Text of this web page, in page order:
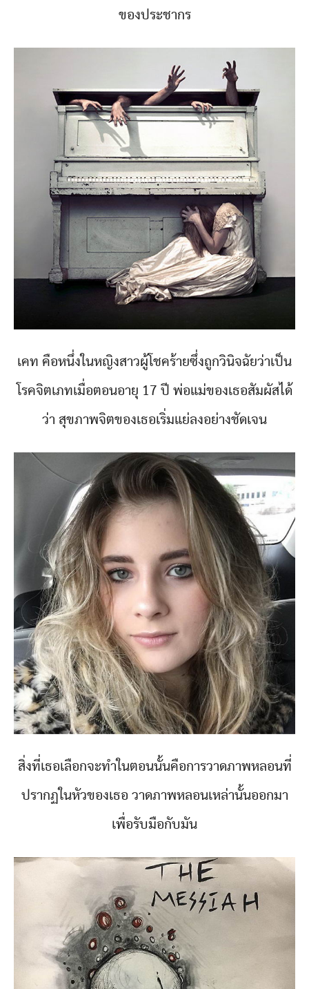
ของประชากร
เคท คือหนึ่งในหญิงสาวผู้โชคร้ายซึ่งถูกวินิจฉัยว่าเป็น
โรคจิตเภทเมื่อตอนอายุ 17 ปี พ่อแม่ของเธอสัมผัสได้
ว่า สุขภาพจิตของเธอเริ่มแย่ลงอย่างชัดเจน
สิ่งที่เธอเลือกจะทำในตอนนั้นคือการวาดภาพหลอนที่
ปรากฏในหัวของเธอ วาดภาพหลอนเหล่านั้นออกมา
เพื่อรับมือกับมัน